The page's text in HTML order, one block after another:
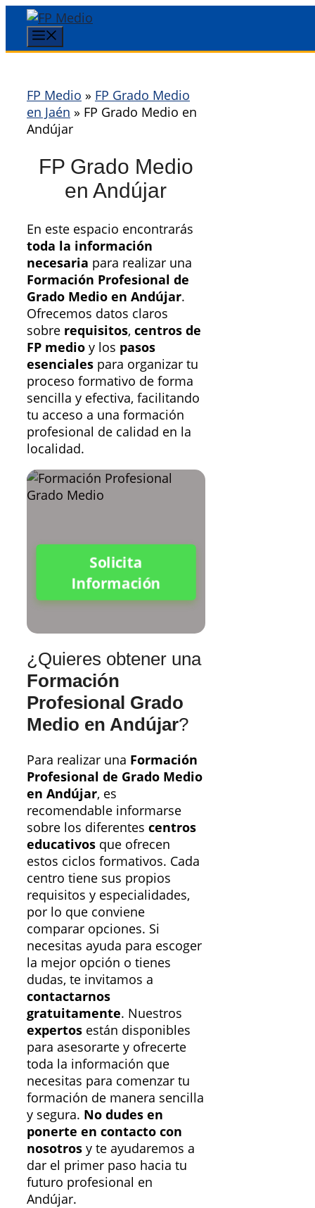
Saltar
contenido
FP Medio » FP Grado Medio
en Jaén » FP Grado Medio en
Andújar
FP Grado Medio
en Andújar
En este espacio encontrarás
toda la información
necesaria para realizar una
Formación Profesional de
Grado Medio en Andújar.
Ofrecemos datos claros
sobre requisitos, centros de
FP medio y los pasos
esenciales para organizar tu
proceso formativo de forma
sencilla y efectiva, facilitando
tu acceso a una formación
profesional de calidad en la
localidad.
Solicita
Información
¿Quieres obtener una
Formación
Profesional Grado
Medio en Andújar?
Para realizar una Formación
Profesional de Grado Medio
en Andújar, es
recomendable informarse
sobre los diferentes centros
educativos que ofrecen
estos ciclos formativos. Cada
centro tiene sus propios
requisitos y especialidades,
por lo que conviene
comparar opciones. Si
necesitas ayuda para escoger
la mejor opción o tienes
dudas, te invitamos a
contactarnos
gratuitamente. Nuestros
expertos están disponibles
para asesorarte y ofrecerte
toda la información que
necesitas para comenzar tu
formación de manera sencilla
y segura. No dudes en
ponerte en contacto con
nosotros y te ayudaremos a
dar el primer paso hacia tu
futuro profesional en
Andújar.